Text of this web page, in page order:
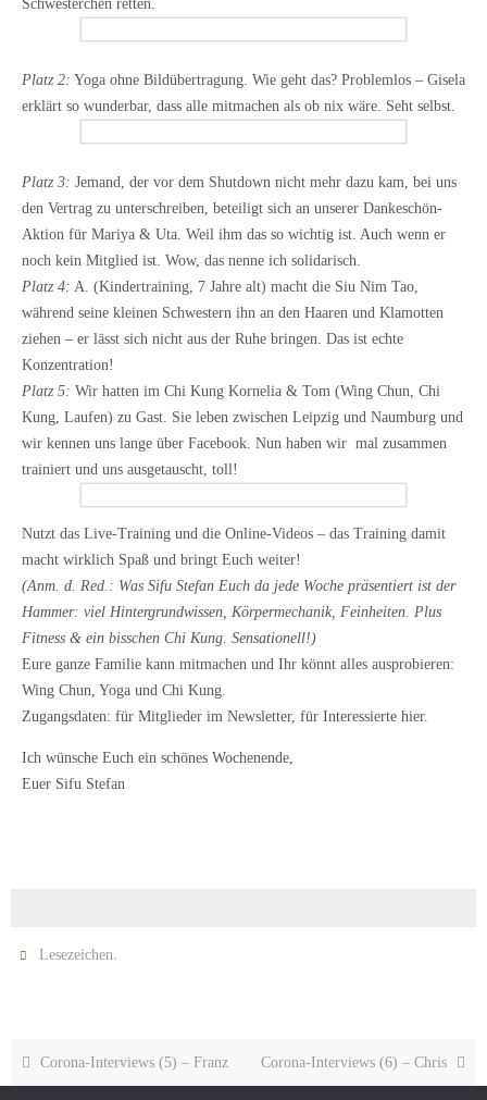
Schwesterchen retten.
Platz 2: Yoga ohne Bildübertragung. Wie geht das? Problemlos – Gisela
erklärt so wunderbar, dass alle mitmachen als ob nix wäre. Seht selbst.
Platz 3: Jemand, der vor dem Shutdown nicht mehr dazu kam, bei uns
den Vertrag zu unterschreiben, beteiligt sich an unserer Dankeschön-
Aktion für Mariya & Uta. Weil ihm das so wichtig ist. Auch wenn er
noch kein Mitglied ist. Wow, das nenne ich solidarisch.
Platz 4: A. (Kindertraining, 7 Jahre alt) macht die Siu Nim Tao,
während seine kleinen Schwestern ihn an den Haaren und Klamotten
ziehen – er lässt sich nicht aus der Ruhe bringen. Das ist echte
Konzentration!
Platz 5: Wir hatten im Chi Kung Kornelia & Tom (Wing Chun, Chi
Kung, Laufen) zu Gast. Sie leben zwischen Leipzig und Naumburg und
wir kennen uns lange über Facebook. Nun haben wir mal zusammen
trainiert und uns ausgetauscht, toll!
Nutzt das Live-Training und die Online-Videos – das Training damit
macht wirklich Spaß und bringt Euch weiter!
(Anm. d. Red.: Was Sifu Stefan Euch da jede Woche präsentiert ist der
Hammer: viel Hintergrundwissen, Körpermechanik, Feinheiten. Plus
Fitness & ein bisschen Chi Kung. Sensationell!)
Eure ganze Familie kann mitmachen und Ihr könnt alles ausprobieren:
Wing Chun, Yoga und Chi Kung.
Zugangsdaten: für Mitglieder im Newsletter, für Interessierte hier.
Ich wünsche Euch ein schönes Wochenende,
Euer Sifu Stefan
Lesezeichen.
Corona-Interviews (5) – Franz Corona-Interviews (6) – Chris